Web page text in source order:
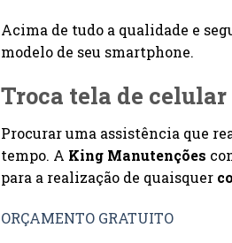
Acima de tudo a qualidade e
modelo de seu smartphone.
Troca tela de celular
Procurar uma assistência que
tempo. A King Manutenções
para a realização de quaisquer
ORÇAMENTO GRATUITO